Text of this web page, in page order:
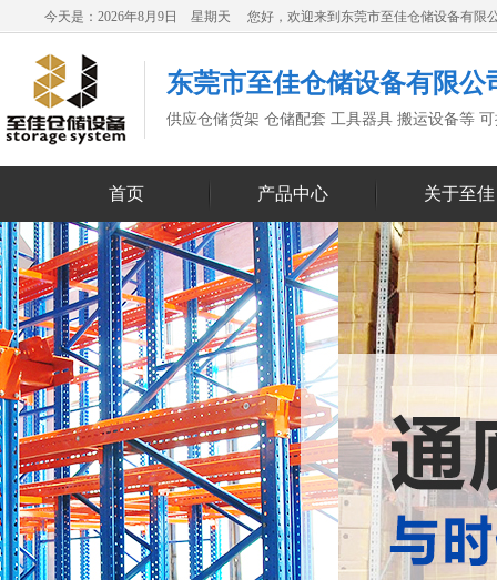
今天是：2026年8月9日 星期天 您好，欢迎来到东莞市至佳仓储设备有限
东莞市至佳仓储设备有限公
供应仓储货架 仓储配套 工具器具 搬运设备等
首页 产品中心 关于至佳